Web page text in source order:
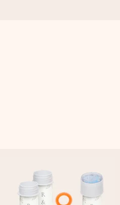
het het meeste betekent.
voor het moment.